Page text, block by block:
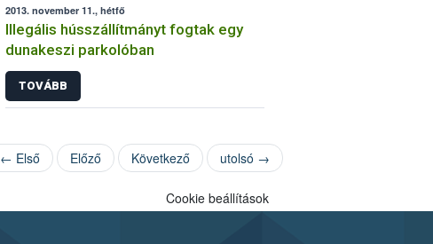
2013. november 11., hétfő
Illegális hússzállítmányt fogtak egy
dunakeszi parkolóban
TOVÁBB
← Első Előző Következő utolsó →
Cookie beállítások